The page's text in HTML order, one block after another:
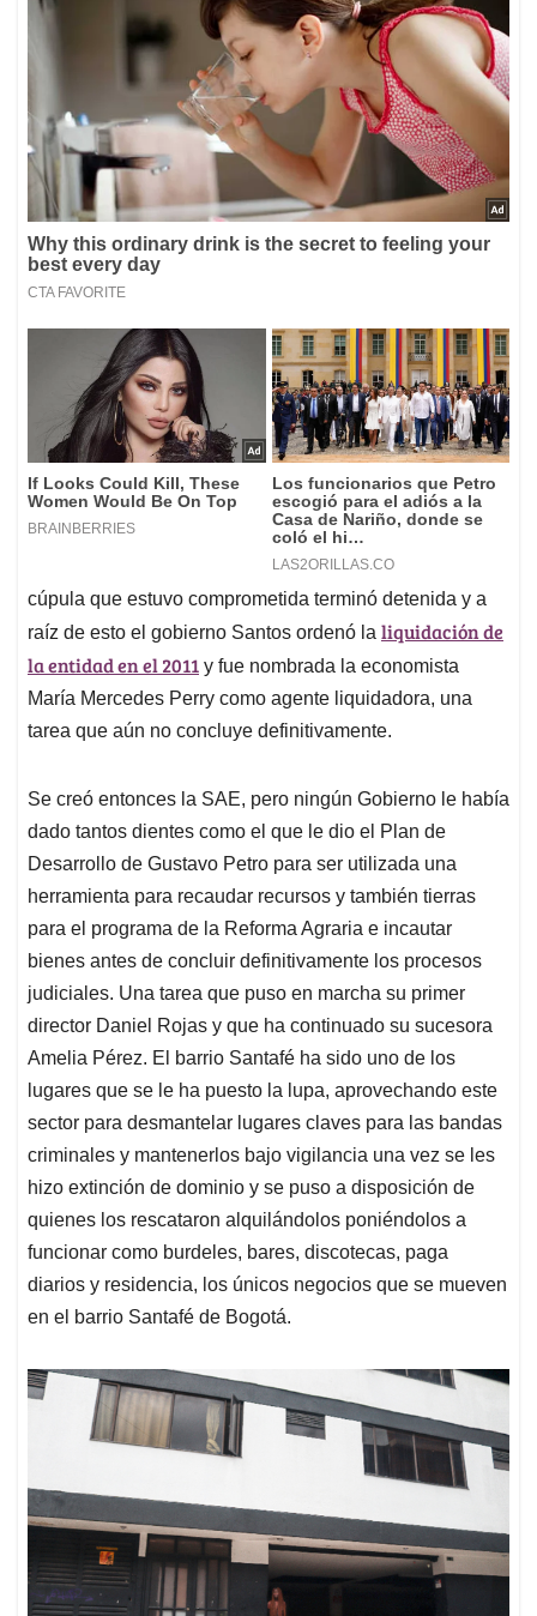
cúpula que estuvo comprometida terminó detenida y a
raíz de esto el gobierno Santos ordenó la liquidación de
la entidad en el 2011 y fue nombrada la economista
María Mercedes Perry como agente liquidadora, una
tarea que aún no concluye definitivamente.
Se creó entonces la SAE, pero ningún Gobierno le había
dado tantos dientes como el que le dio el Plan de
Desarrollo de Gustavo Petro para ser utilizada una
herramienta para recaudar recursos y también tierras
para el programa de la Reforma Agraria e incautar
bienes antes de concluir definitivamente los procesos
judiciales. Una tarea que puso en marcha su primer
director Daniel Rojas y que ha continuado su sucesora
Amelia Pérez. El barrio Santafé ha sido uno de los
lugares que se le ha puesto la lupa, aprovechando este
sector para desmantelar lugares claves para las bandas
criminales y mantenerlos bajo vigilancia una vez se les
hizo extinción de dominio y se puso a disposición de
quienes los rescataron alquilándolos poniéndolos a
funcionar como burdeles, bares, discotecas, paga
diarios y residencia, los únicos negocios que se mueven
en el barrio Santafé de Bogotá.